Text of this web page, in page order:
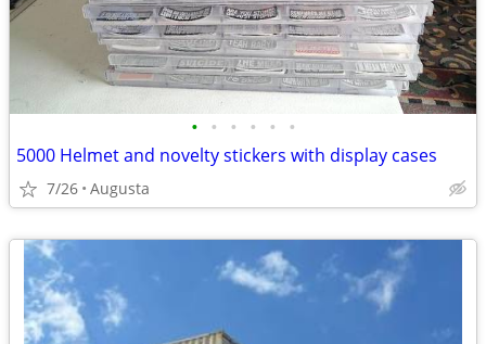
• • • • • •
5000 Helmet and novelty stickers with display cases
7/26 Augusta